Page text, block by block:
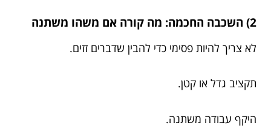
2) השכבה החכמה: מה קורה אם משהו משתנה
לא צריך להיות פסימי כדי להבין שדברים זזים.
תקציב גדל או קטן.
היקף עבודה משתנה.